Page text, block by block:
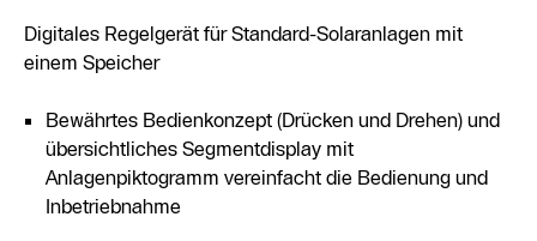
Digitales Regelgerät für Standard-Solaranlagen mit
einem Speicher
Bewährtes Bedienkonzept (Drücken und Drehen) und
übersichtliches Segmentdisplay mit
Anlagenpiktogramm vereinfacht die Bedienung und
Inbetriebnahme